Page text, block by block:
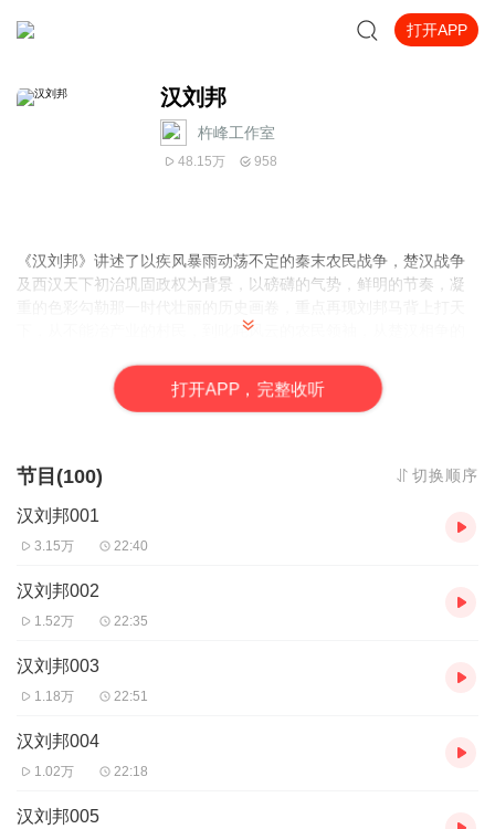
打开APP
汉刘邦
杵峰工作室
48.15万 958
《汉刘邦》讲述了以疾风暴雨动荡不定的秦末农民战争，楚汉战争
及西汉天下初治巩固政权为背景，以磅礴的气势，鲜明的节奏，凝
下，从不能冶产业的村民，到叱咤风云的农民领袖，从楚汉相争的
打开APP，完整收听
节目(100) 切换顺序
汉刘邦001
3.15万 22:40
汉刘邦002
1.52万 22:35
汉刘邦003
1.18万 22:51
汉刘邦004
1.02万 22:18
汉刘邦005